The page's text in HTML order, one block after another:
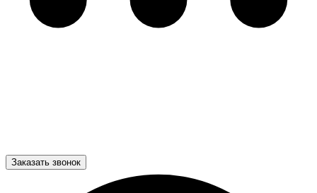
Заказать звонок